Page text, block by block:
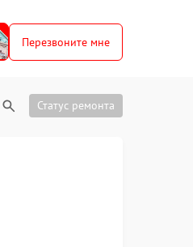
Перезвоните мне
Статус ремонта